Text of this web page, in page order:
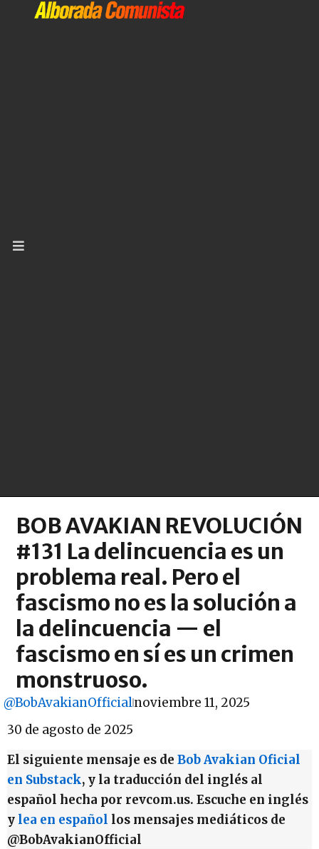
BOB AVAKIAN REVOLUCIÓN
#131 La delincuencia es un
problema real. Pero el
fascismo no es la solución a
la delincuencia — el
fascismo en sí es un crimen
monstruoso.
@BobAvakianOfficialnoviembre 11, 2025
30 de agosto de 2025
El siguiente mensaje es de Bob Avakian Oficial
en Substack, y la traducción del inglés al
español hecha por revcom.us. Escuche en inglés
y lea en español los mensajes mediáticos de
@BobAvakianOfficial